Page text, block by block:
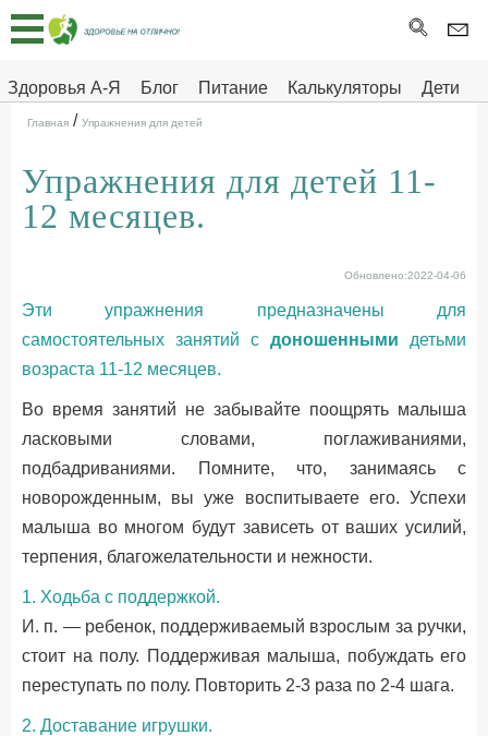
Здоровья А-Я Блог Питание Калькуляторы
Дети
Здоровье на отлично
Главная
Тесты
Про
ДЕТЯМ
Главная / Упражнения для детей
Упражнения для детей 11-
12 месяцев.
Обновлено:2022-04-06
Эти упражнения предназначены для
самостоятельных занятий с доношенными детьми
возраста 11-12 месяцев.
Во время занятий не забывайте поощрять малыша
ласковыми словами, поглаживаниями,
подбадриваниями. Помните, что, занимаясь с
новорожденным, вы уже воспитываете его. Успехи
малыша во многом будут зависеть от ваших усилий,
терпения, благожелательности и нежности.
1. Ходьба с поддержкой.
И. п. — ребенок, поддерживаемый взрослым за ручки,
стоит на полу. Поддерживая малыша, побуждать его
переступать по полу. Повторить 2-3 раза по 2-4 шага.
2. Доставание игрушки.